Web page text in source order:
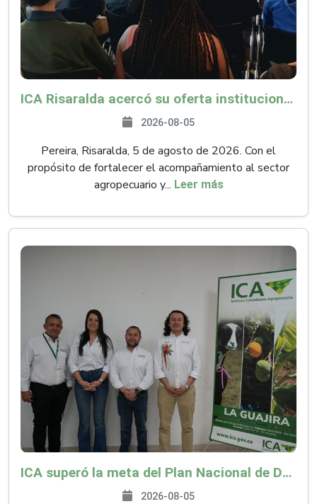
ICA Risaralda acercó su oferta institucional a productores y emprendedores en Expocamello
2026-08-05
Pereira, Risaralda, 5 de agosto de 2026. Con el
propósito de fortalecer el acompañamiento al sector
agropecuario y... Leer más
ICA superó la meta del Plan Nacional de Desarrollo y abrió 61 mercados internacionales
2026-08-05